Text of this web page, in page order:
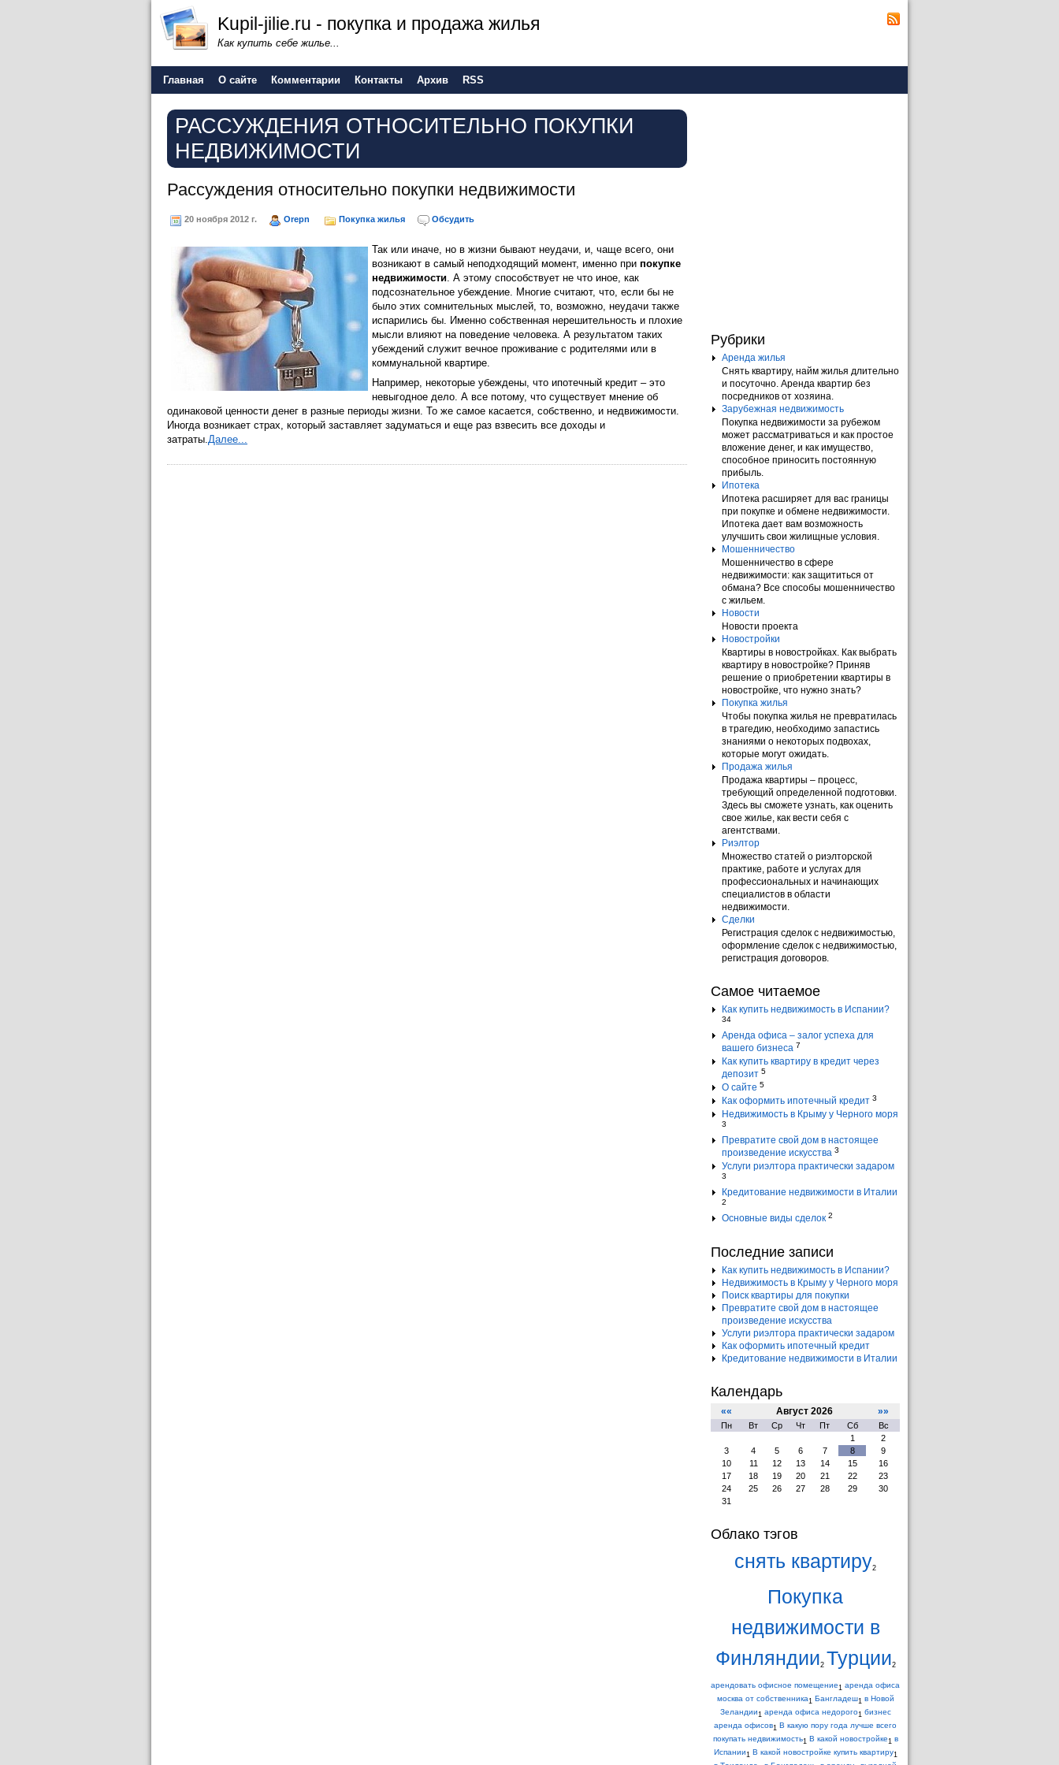
Kupil-jilie.ru - покупка и продажа жилья
Как купить себе жилье...
Главная О сайте Комментарии Контакты Архив RSS
РАССУЖДЕНИЯ ОТНОСИТЕЛЬНО ПОКУПКИ
НЕДВИЖИМОСТИ
Рассуждения относительно покупки недвижимости
20 ноября 2012 г. Orepn Покупка жилья Обсудить
Так или иначе, но в жизни бывают неудачи, и, чаще всего, они
возникают в самый неподходящий момент, именно при покупке
недвижимости. А этому способствует не что иное, как
подсознательное убеждение. Многие считают, что, если бы не
было этих сомнительных мыслей, то, возможно, неудачи также
испарились бы. Именно собственная нерешительность и плохие
мысли влияют на поведение человека. А результатом таких
убеждений служит вечное проживание с родителями или в
коммунальной квартире.
Например, некоторые убеждены, что ипотечный кредит – это
невыгодное дело. А все потому, что существует мнение об
одинаковой ценности денег в разные периоды жизни. То же самое касается, собственно, и недвижимости.
Иногда возникает страх, который заставляет задуматься и еще раз взвесить все доходы и
затраты.Далее...
Рубрики
Аренда жилья
Снять квартиру, найм жилья длительно
и посуточно. Аренда квартир без
посредников от хозяина.
Зарубежная недвижимость
Покупка недвижимости за рубежом
может рассматриваться и как простое
вложение денег, и как имущество,
способное приносить постоянную
прибыль.
Ипотека
Ипотека расширяет для вас границы
при покупке и обмене недвижимости.
Ипотека дает вам возможность
улучшить свои жилищные условия.
Мошенничество
Мошенничество в сфере
недвижимости: как защититься от
обмана? Все способы мошенничество
с жильем.
Новости
Новости проекта
Новостройки
Квартиры в новостройках. Как выбрать
квартиру в новостройке? Приняв
решение о приобретении квартиры в
новостройке, что нужно знать?
Покупка жилья
Чтобы покупка жилья не превратилась
в трагедию, необходимо запастись
знаниями о некоторых подвохах,
которые могут ожидать.
Продажа жилья
Продажа квартиры – процесс,
требующий определенной подготовки.
Здесь вы сможете узнать, как оценить
свое жилье, как вести себя с
агентствами.
Риэлтор
Множество статей о риэлторской
практике, работе и услугах для
профессиональных и начинающих
специалистов в области
недвижимости.
Сделки
Регистрация сделок с недвижимостью,
оформление сделок с недвижимостью,
регистрация договоров.
Самое читаемое
Как купить недвижимость в Испании?
34
Аренда офиса – залог успеха для
вашего бизнеса 7
Как купить квартиру в кредит через
депозит 5
О сайте 5
Как оформить ипотечный кредит 3
Недвижимость в Крыму у Черного моря
3
Превратите свой дом в настоящее
произведение искусства 3
Услуги риэлтора практически задаром
3
Кредитование недвижимости в Италии
2
Основные виды сделок 2
Последние записи
Как купить недвижимость в Испании?
Недвижимость в Крыму у Черного моря
Поиск квартиры для покупки
Превратите свой дом в настоящее
произведение искусства
Услуги риэлтора практически задаром
Как оформить ипотечный кредит
Кредитование недвижимости в Италии
Календарь
«« Август 2026 »»
Пн Вт Ср Чт Пт Сб
Вс
1
2
3
4 5 6 7 8
9
10
11 12 13 14 15
16
17
18 19 20 21 22
23
24
25 26 27 28 29
30
31
Облако тэгов
снять квартиру2
Покупка
недвижимости в
Финляндии2 Турции2
арендовать офисное помещение1 аренда офиса
москва от собственника1 Бангладеш1 в Новой
Зеландии1 аренда офиса недорого1 бизнес
аренда офисов1 В какую пору года лучше всего
покупать недвижимость1 В какой новостройке1 в
Испании1 В какой новостройке купить квартиру1